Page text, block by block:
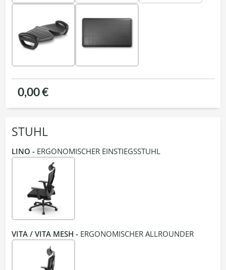
0,00 €
STUHL
LINO - ERGONOMISCHER EINSTIEGSSTUHL
VITA / VITA MESH - ERGONOMISCHER ALLROUNDER